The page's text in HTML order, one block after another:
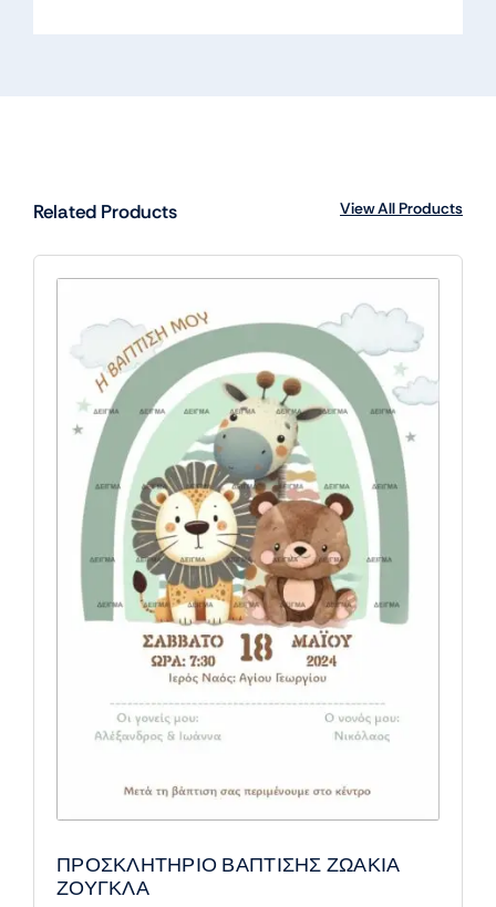
Related Products View All Products
ΠΡΟΣΚΛΗΤΗΡΙΟ ΒΑΠΤΙΣΗΣ ΖΩΑΚΙΑ
ΖΟΥΓΚΛΑ